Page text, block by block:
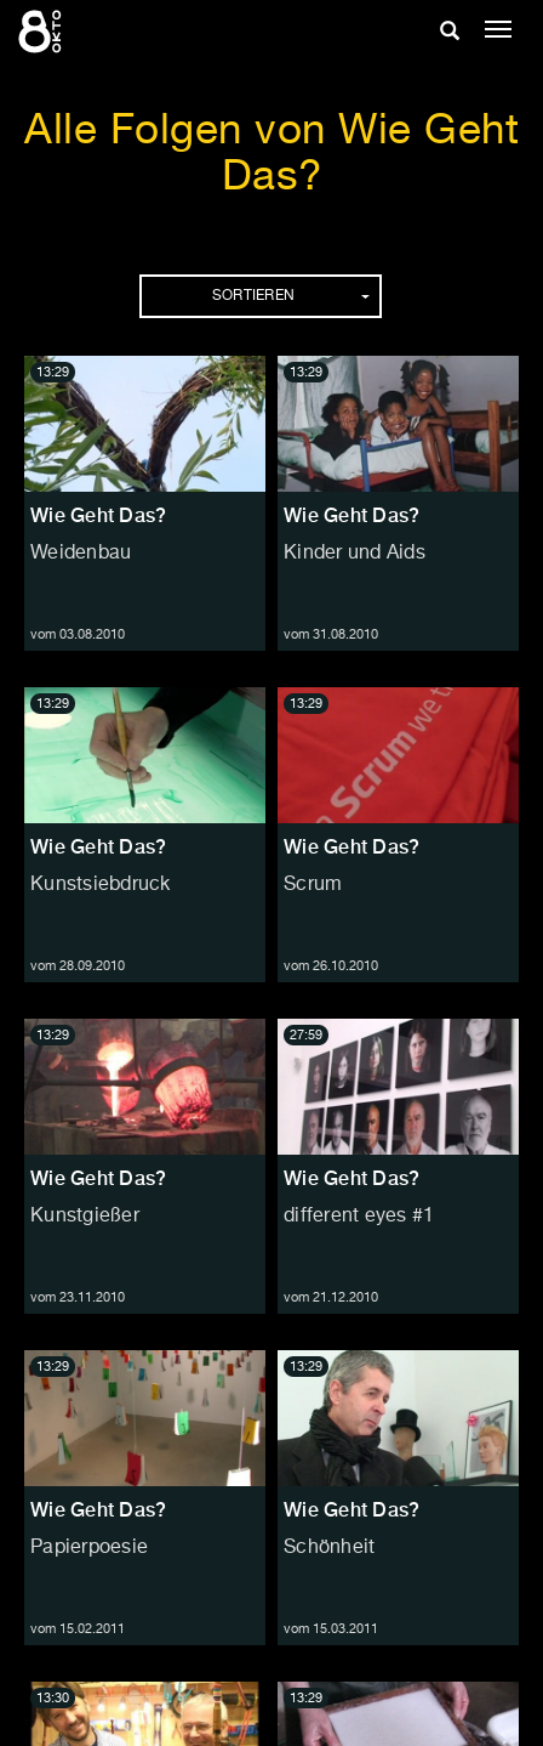
Zum
Inhalt
Suche
Alle Folgen von Wie Geht
Das?
SORTIEREN
Wie Geht Das?
Weidenbau
vom 03.08.2010
13:29
Wie Geht Das?
Kinder und Aids
vom 31.08.2010
13:29
Wie Geht Das?
Kunstsiebdruck
vom 28.09.2010
13:29
Wie Geht Das?
Scrum
vom 26.10.2010
13:29
Wie Geht Das?
Kunstgießer
vom 23.11.2010
13:29
Wie Geht Das?
different eyes #1
vom 21.12.2010
27:59
Wie Geht Das?
Papierpoesie
vom 15.02.2011
13:29
Wie Geht Das?
Schönheit
vom 15.03.2011
13:29
13:30 13:29